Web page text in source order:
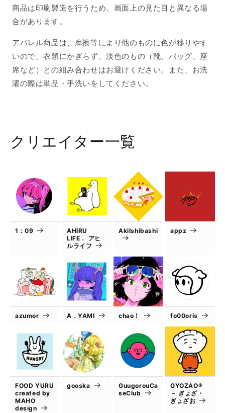
商品は印刷製造を行うため、画面上の見た目と異なる場
合があります。
アパレル商品は、摩擦等により他のものに色が移りやす
いので、衣類にかぎらず、淡色のもの（靴、バッグ、座
席など）との組み合わせはお避けください。また、お洗
濯の際は単品・手洗いをしてください。
クリエイター一覧
1：09
AHIRU
LIFE． アヒ
ルライフ
AkiIshibashi appz
azumor A．YAMI chao！ fo00oris
FOOD YURU
created by
MAHO
design
gooska
GuugorouCa
seClub
GYOZAO®
－ ぎょざ・
ぎょざお